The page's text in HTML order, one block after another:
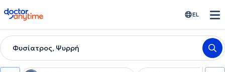
doctoranytime EL
Φυσίατρος, Ψυρρή